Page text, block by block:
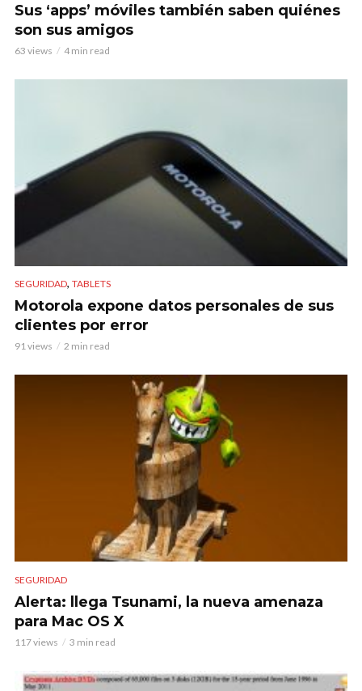
Sus ‘apps’ móviles también saben quiénes
son sus amigos
63 views 4 min read
SEGURIDAD, TABLETS
Motorola expone datos personales de sus
clientes por error
91 views 2 min read
SEGURIDAD
Alerta: llega Tsunami, la nueva amenaza
para Mac OS X
117 views 3 min read